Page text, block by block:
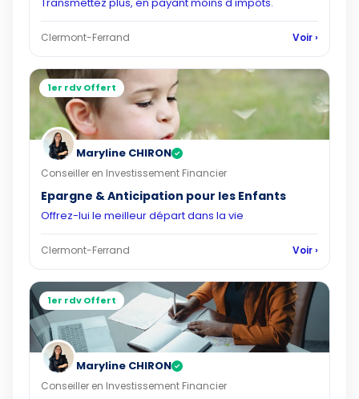
Clermont-Ferrand Voir ›
1er rdv Offert
Maryline CHIRON ✓
Conseiller en Investissement Financier
Epargne & Anticipation pour les Enfants
Offrez-lui le meilleur départ dans la vie
Clermont-Ferrand Voir ›
1er rdv Offert
Maryline CHIRON ✓
Conseiller en Investissement Financier